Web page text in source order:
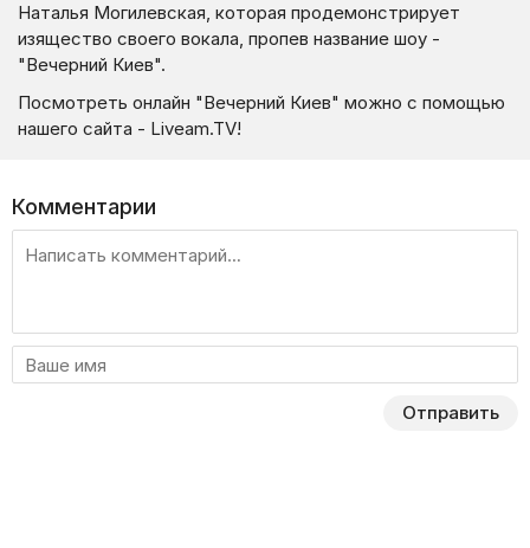
Наталья Могилевская, которая продемонстрирует
изящество своего вокала, пропев название шоу -
"Вечерний Киев".
Посмотреть онлайн "Вечерний Киев" можно с помощью
нашего сайта - Liveam.TV!
Комментарии
Отправить